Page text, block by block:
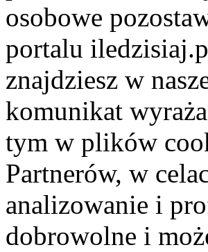
osobowe
portalu
znajdziesz w
komunikat
tym w plików
Partnerów, w
analizowanie i
dobrowolne i